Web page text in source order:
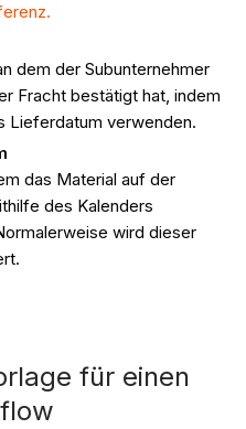
dem der Subunternehmer
Fracht bestätigt hat, indem
Lieferdatum verwenden.
das Material auf der
des Kalenders
wird dieser
für einen